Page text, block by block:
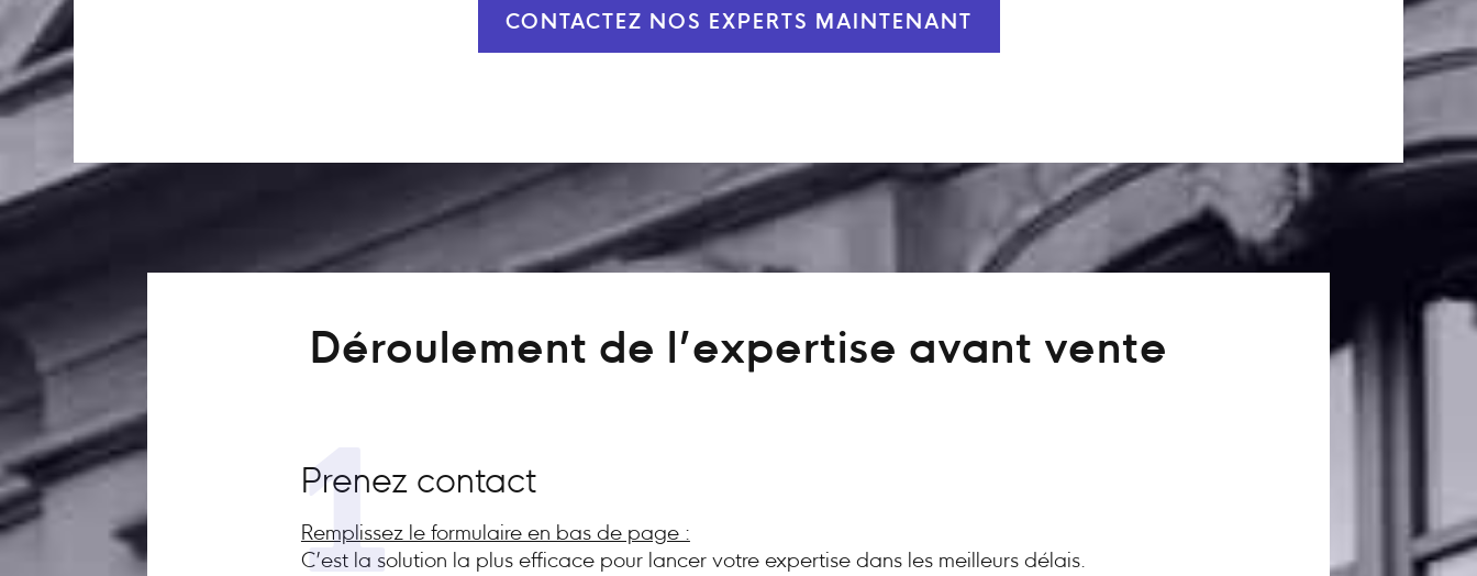
CONTACTEZ NOS EXPERTS MAINTENANT
Déroulement de l’expertise avant vente
1
Prenez contact
Remplissez le formulaire en bas de page :
C’est la solution la plus efficace pour lancer votre expertise dans les meilleurs délais.